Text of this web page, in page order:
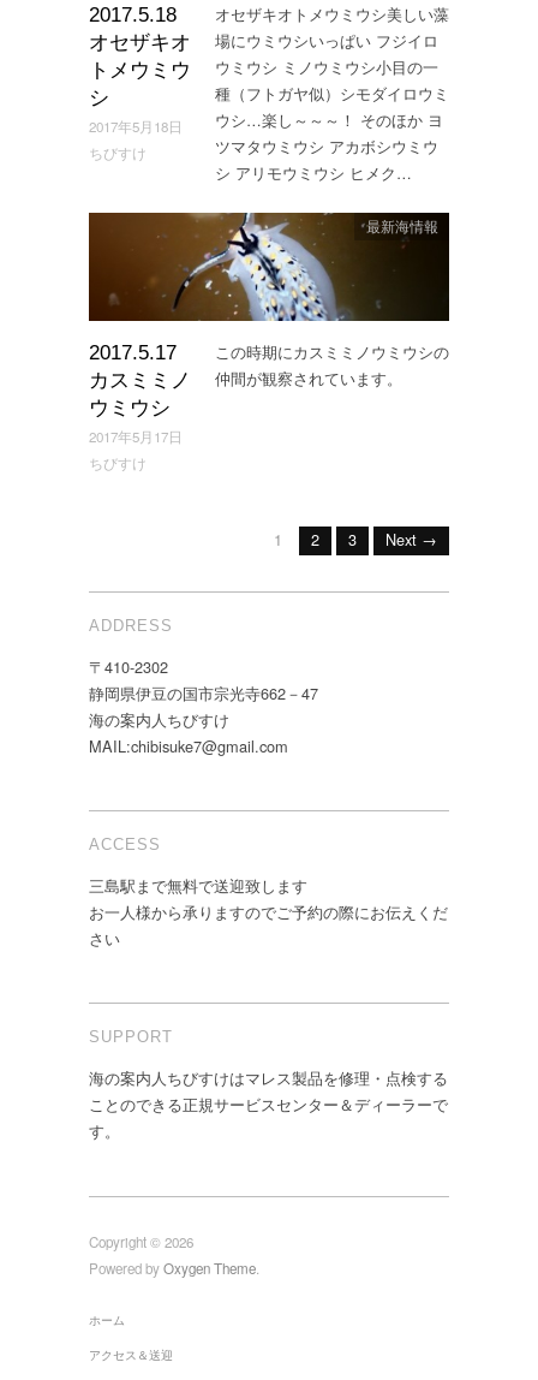
2017.5.18
オセザキオ
トメウミウ
シ
2017年5月18日
ちびすけ
オセザキオトメウミウシ美しい藻
場にウミウシいっぱい フジイロ
ウミウシ ミノウミウシ小目の一
種（フトガヤ似）シモダイロウミ
ウシ…楽し～～～！ そのほか ヨ
ツマタウミウシ アカボシウミウ
シ アリモウミウシ ヒメク…
2017.5.17
カスミミノ
ウミウシ
2017年5月17日
ちびすけ
最新海情報
この時期にカスミミノウミウシの
仲間が観察されています。
1 2 3 Next →
ADDRESS
〒410-2302
静岡県伊豆の国市宗光寺662－47
海の案内人ちびすけ
MAIL:chibisuke7@gmail.com
ACCESS
三島駅まで無料で送迎致します
お一人様から承りますのでご予約の際にお伝えくだ
さい
SUPPORT
海の案内人ちびすけはマレス製品を修理・点検する
ことのできる正規サービスセンター＆ディーラーで
す。
Copyright © 2026
Powered byOxygen Theme
ホーム
アクセス＆送迎